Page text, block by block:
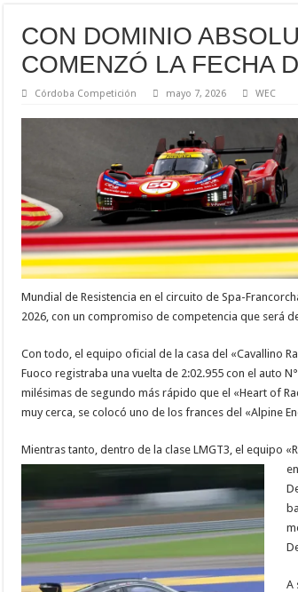
CON DOMINIO
COMENZÓ LA FECHA
Córdoba Competición mayo 7, 2026 WEC
Mundial de Resistencia en el circuito de Spa-
2026, con un compromiso de competencia que será
Con todo, el equipo oficial de la casa del «Cavallino
Fuoco registraba una vuelta de 2:02.955 con el auto
milésimas de segundo más rápido que el «Heart of
muy cerca, se colocó uno de los frances del «Alpine
Mientras tanto, dentro de la clase LMGT3, el equipo
A